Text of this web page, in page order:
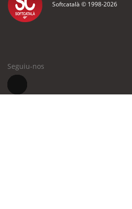
Softcatalà © 1998-2026
Seguiu-nos